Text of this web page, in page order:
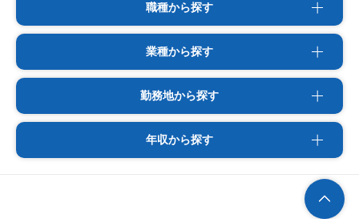
職種から探す
業種から探す
勤務地から探す
年収から探す